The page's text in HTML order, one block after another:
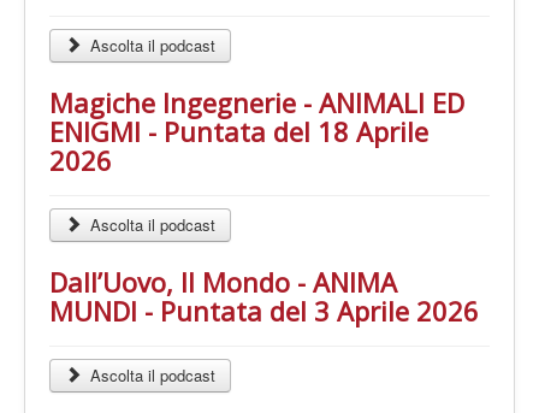
Ascolta il podcast
Magiche Ingegnerie - ANIMALI ED
ENIGMI - Puntata del 18 Aprile
2026
Ascolta il podcast
Dall’Uovo, Il Mondo - ANIMA
MUNDI - Puntata del 3 Aprile 2026
Ascolta il podcast